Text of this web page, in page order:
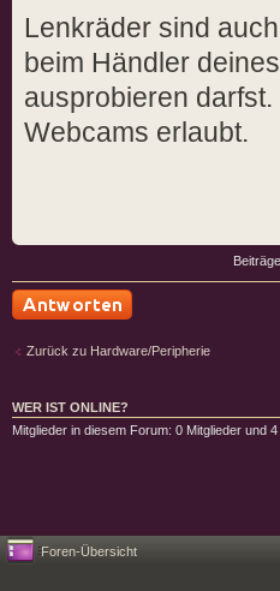
Lenkräder sind
beim Händler
ausprobieren
Webcams erlaubt.
Zurück zu Hardware/Peripherie
WER IST ONLINE?
Mitglieder in diesem Forum: 0 Mitglieder und
Foren-Übersicht